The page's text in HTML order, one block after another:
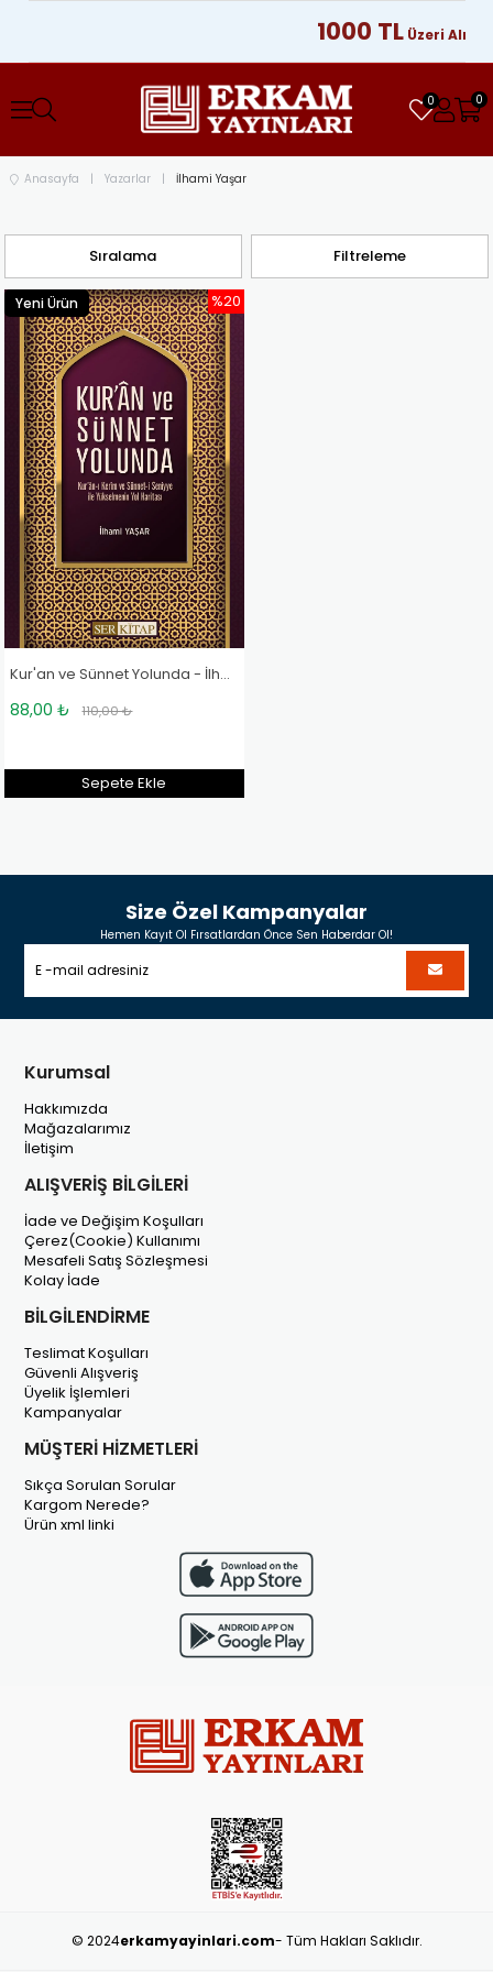
1000 TL Üzeri
0 0
Anasayfa Yazarlar İlhami Yaşar
Filtreleme
Sıralama
Kur'an ve Sünnet Yolunda - İlhami Yaşar
88,00 ₺ 110,00 ₺
Sepete Ekle
%20
Yeni Ürün
Size Özel Kampanyalar
Hemen Kayıt Ol Fırsatlardan Önce Sen Haberdar Ol!
Kurumsal
Hakkımızda
Mağazalarımız
İletişim
ALIŞVERİŞ BİLGİLERİ
İade ve Değişim Koşulları
Çerez(Cookie) Kullanımı
Mesafeli Satış Sözleşmesi
Kolay İade
BİLGİLENDİRME
Teslimat Koşulları
Güvenli Alışveriş
Üyelik İşlemleri
Kampanyalar
MÜŞTERİ HİZMETLERİ
Sıkça Sorulan Sorular
Kargom Nerede?
Ürün xml linki
© 2024erkamyayinlari.com- Tüm Hakları Saklıdır.